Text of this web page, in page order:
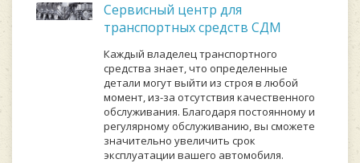
Сервисный центр для
транспортных средств СДМ
Каждый владелец транспортного
средства знает, что определенные
детали могут выйти из строя в любой
момент, из-за отсутствия качественного
обслуживания. Благодаря постоянному и
регулярному обслуживанию, вы сможете
значительно увеличить срок
эксплуатации вашего автомобиля.